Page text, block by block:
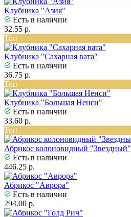
Клубника "Азия"
Есть в наличии
32.55 р.
Топ
Клубника "Сахарная вата"
Есть в наличии
36.75 р.
Топ
Клубника "Большая Ненси"
Есть в наличии
33.60 р.
Топ
Абрикос колоновидный "Звездный"
Есть в наличии
446.25 р.
Абрикос "Аврора"
Есть в наличии
294.00 р.